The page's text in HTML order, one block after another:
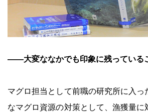
――大変ななかでも印象に残っている
マグロ担当として前職の研究所に入っ
なマグロ資源の対策として、漁獲量に